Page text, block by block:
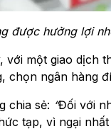
được hưởng lợi
với một giao dịch
chọn ngân hàng
chia sẻ: “Đối với
tạp, vì ngại